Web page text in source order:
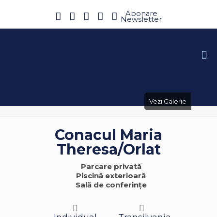
Abonare
Newsletter
Vezi Galerie
Conacul Maria
Theresa/Orlat
Parcare privată
Piscină exterioară
Sală de conferințe